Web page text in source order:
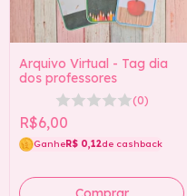
Arquivo Virtual - Tag dia
dos professores
(0)
R$6,00
GanheR$ 0,12de cashback